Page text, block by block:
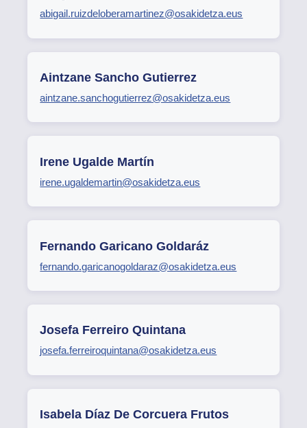
abigail.ruizdeloberamartinez@osakidetza.eus
Aintzane Sancho Gutierrez
aintzane.sanchogutierrez@osakidetza.eus
Irene Ugalde Martín
irene.ugaldemartin@osakidetza.eus
Fernando Garicano Goldaráz
fernando.garicanogoldaraz@osakidetza.eus
Josefa Ferreiro Quintana
josefa.ferreiroquintana@osakidetza.eus
Isabela Díaz De Corcuera Frutos